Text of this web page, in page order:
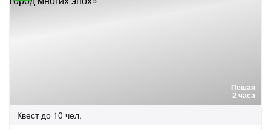
Пешая
2 часа
Квест до 10 чел.